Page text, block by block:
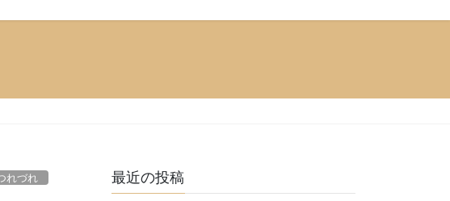
れづれ 最近の投稿